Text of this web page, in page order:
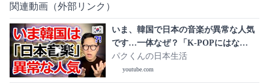
関連動画（外部リンク）
いま、韓国で日本の音楽が異常な人気
です…一体なぜ？「K-POPにはな
い“ある魅力”」に韓国人が言葉を失う3
つの理由
パクくんの日本生活
youtube.com